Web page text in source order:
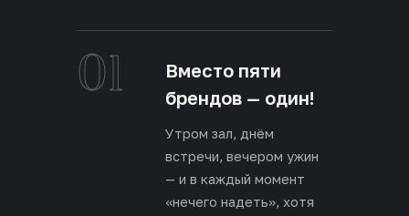
01
Вместо пяти
брендов — один!
Утром зал, днём
встречи, вечером ужин
— и в каждый момент
«нечего надеть», хотя